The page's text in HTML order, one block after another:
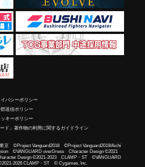
バシーポリシー
部送信ポリシー
ッキーポリシー
ド」著作物の利用に関するガイドライン
©Project Vanguard2018 ©Project Vanguard2019/Aichi
©VANGUARD overDress Character Design ©2021
Design ©2021-2023 CLAMP・ST ©VANGUARD
2026 CLAMP・ST © Cygames, Inc.